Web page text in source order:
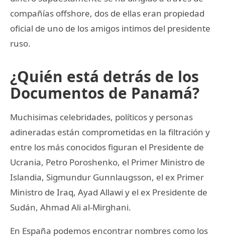
compañías offshore, dos de ellas eran propiedad
oficial de uno de los amigos intimos del presidente
ruso.
¿Quién está detrás de los
Documentos de Panamá?
Muchisimas celebridades, políticos y personas
adineradas están comprometidas en la filtración y
entre los más conocidos figuran el Presidente de
Ucrania, Petro Poroshenko, el Primer Ministro de
Islandia, Sigmundur Gunnlaugsson, el ex Primer
Ministro de Iraq, Ayad Allawi y el ex Presidente de
Sudán, Ahmad Ali al-Mirghani.
En España podemos encontrar nombres como los